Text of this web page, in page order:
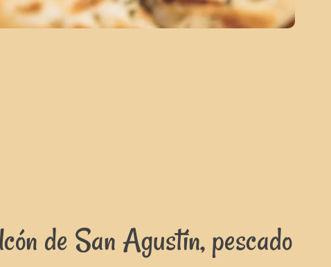
de San Agustín, pescado